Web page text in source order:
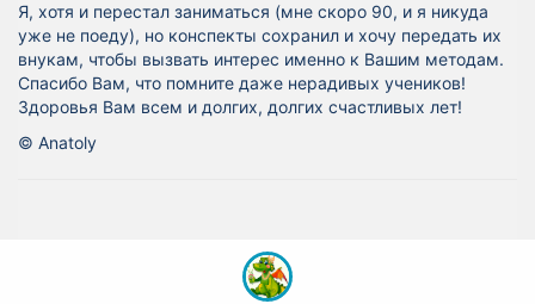
Я, хотя и перестал заниматься (мне скоро 90, и я никуда
уже не поеду), но конспекты сохранил и хочу передать их
внукам, чтобы вызвать интерес именно к Вашим методам.
Спасибо Вам, что помните даже нерадивых учеников!
Здоровья Вам всем и долгих, долгих счастливых лет!
© Anatoly